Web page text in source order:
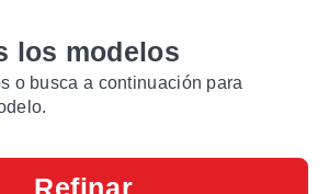
los modelos
o busca a continuación para
Refinar